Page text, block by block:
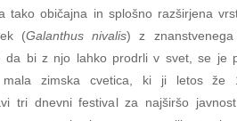
tako običajna in splošno razširjena
(Galanthus nivalis) z znanstvenega
da bi z njo lahko prodrli v svet, se je
mala zimska cvetica, ki ji letos že
tri dnevni festival za najširšo